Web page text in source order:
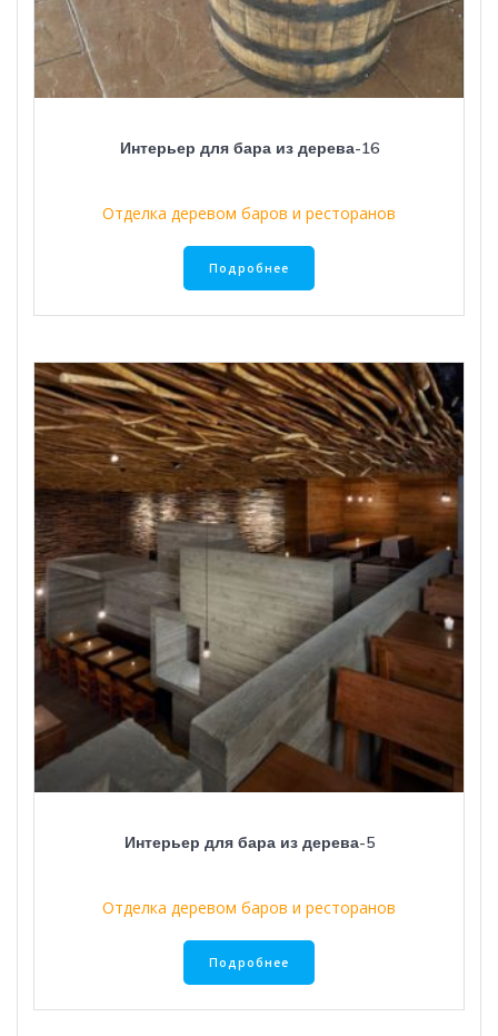
Интерьер для бара из дерева-16
Отделка деревом баров и ресторанов
Подробнее
Интерьер для бара из дерева-5
Отделка деревом баров и ресторанов
Подробнее